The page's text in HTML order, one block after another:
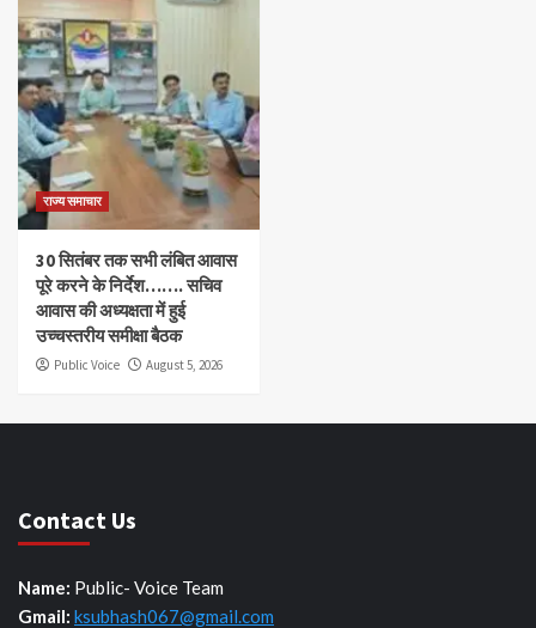
राज्य समाचार
30 सितंबर तक सभी लंबित आवास
पूरे करने के निर्देश……. सचिव
आवास की अध्यक्षता में हुई
उच्चस्तरीय समीक्षा बैठक
Public Voice August 5, 2026
Contact Us
Name: Public- Voice Team
Gmail: ksubhash067@gmail.com